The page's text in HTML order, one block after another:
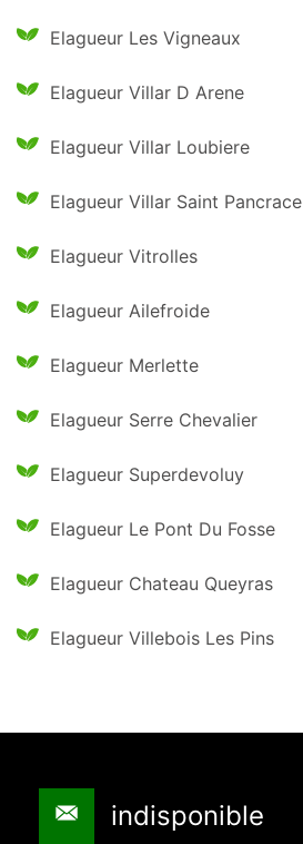
Elagueur Les Vigneaux
Elagueur Villar D Arene
Elagueur Villar Loubiere
Elagueur Villar Saint Pancrace
Elagueur Vitrolles
Elagueur Ailefroide
Elagueur Merlette
Elagueur Serre Chevalier
Elagueur Superdevoluy
Elagueur Le Pont Du Fosse
Elagueur Chateau Queyras
Elagueur Villebois Les Pins
indisponible